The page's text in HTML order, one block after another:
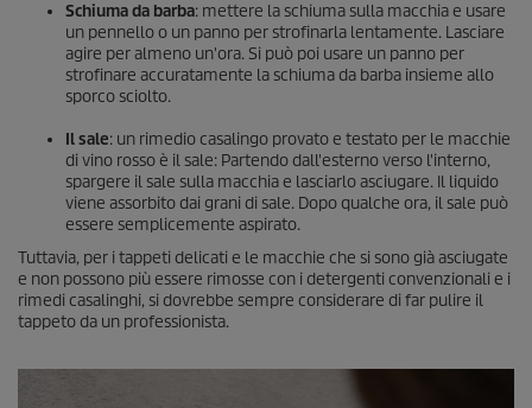
Schiuma da barba: mettere la schiuma sulla macchia e usare
un pennello o un panno per strofinarla lentamente. Lasciare
agire per almeno un'ora. Si può poi usare un panno per
strofinare accuratamente la schiuma da barba insieme allo
sporco sciolto.
Il sale: un rimedio casalingo provato e testato per le macchie
di vino rosso è il sale: Partendo dall'esterno verso l'interno,
spargere il sale sulla macchia e lasciarlo asciugare. Il liquido
viene assorbito dai grani di sale. Dopo qualche ora, il sale può
essere semplicemente aspirato.
Tuttavia, per i tappeti delicati e le macchie che si sono già asciugate
e non possono più essere rimosse con i detergenti convenzionali e i
rimedi casalinghi, si dovrebbe sempre considerare di far pulire il
tappeto da un professionista.